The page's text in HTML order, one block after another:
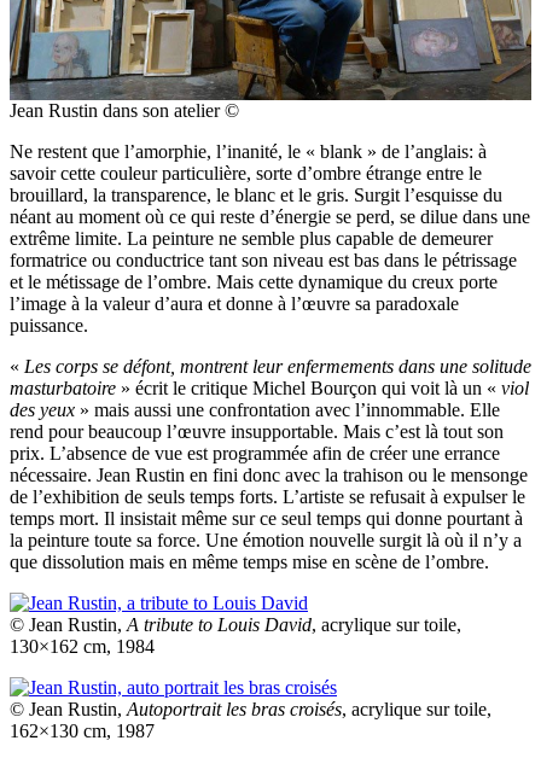
Jean Rustin dans son atelier ©
Ne restent que l’amorphie, l’inanité, le « blank » de l’anglais: à
savoir cette couleur particulière, sorte d’ombre étrange entre le
brouillard, la transparence, le blanc et le gris. Surgit l’esquisse du
néant au moment où ce qui reste d’énergie se perd, se dilue dans une
extrême limite. La peinture ne semble plus capable de demeurer
formatrice ou conductrice tant son niveau est bas dans le pétrissage
et le métissage de l’ombre. Mais cette dynamique du creux porte
l’image à la valeur d’aura et donne à l’œuvre sa paradoxale
puissance.
« Les corps se défont, montrent leur enfermements dans une solitude
masturbatoire » écrit le critique Michel Bourçon qui voit là un « viol
des yeux » mais aussi une confrontation avec l’innommable. Elle
rend pour beaucoup l’œuvre insupportable. Mais c’est là tout son
prix. L’absence de vue est programmée afin de créer une errance
nécessaire. Jean Rustin en fini donc avec la trahison ou le mensonge
de l’exhibition de seuls temps forts. L’artiste se refusait à expulser le
temps mort. Il insistait même sur ce seul temps qui donne pourtant à
la peinture toute sa force. Une émotion nouvelle surgit là où il n’y a
que dissolution mais en même temps mise en scène de l’ombre.
© Jean Rustin, A tribute to Louis David, acrylique sur toile,
130×162 cm, 1984
© Jean Rustin, Autoportrait les bras croisés, acrylique sur toile,
162×130 cm, 1987